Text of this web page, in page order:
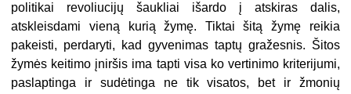
politikai revoliucijų šaukliai išardo į atskiras dalis,
atskleisdami vieną kurią žymę. Tiktai šitą žymę reikia
pakeisti, perdaryti, kad gyvenimas tap­tų gražesnis. Šitos
žymės keitimo įniršis ima tapti visa ko vertinimo kriterijumi,
paslaptinga ir sudėtinga ne tik visatos, bet ir žmonių